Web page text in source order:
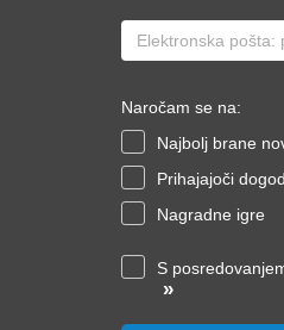
Naročam se na:
Najbolj brane
Prihajajoči
Nagradne igre
S
»